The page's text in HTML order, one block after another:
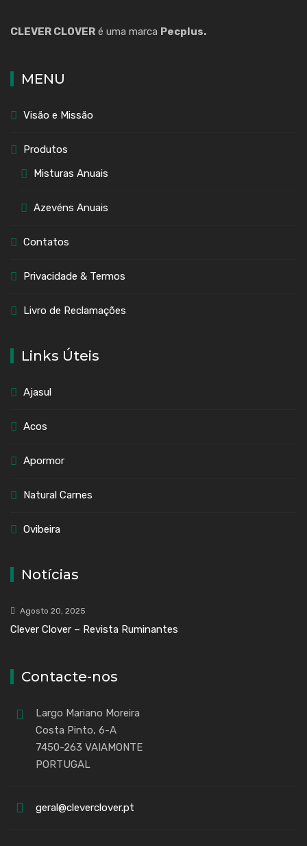
CLEVER CLOVER é uma marca Pecplus.
MENU
Visão e Missão
Produtos
Misturas Anuais
Azevéns Anuais
Contatos
Privacidade & Termos
Livro de Reclamações
Links Úteis
Ajasul
Acos
Apormor
Natural Carnes
Ovibeira
Notícias
Agosto 20, 2025
Clever Clover – Revista Ruminantes
Contacte-nos
Largo Mariano Moreira
Costa Pinto, 6-A
7450-263 VAIAMONTE
PORTUGAL
geral@cleverclover.pt